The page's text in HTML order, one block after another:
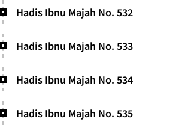
Hadis Ibnu Majah No. 532
Hadis Ibnu Majah No. 533
Hadis Ibnu Majah No. 534
Hadis Ibnu Majah No. 535